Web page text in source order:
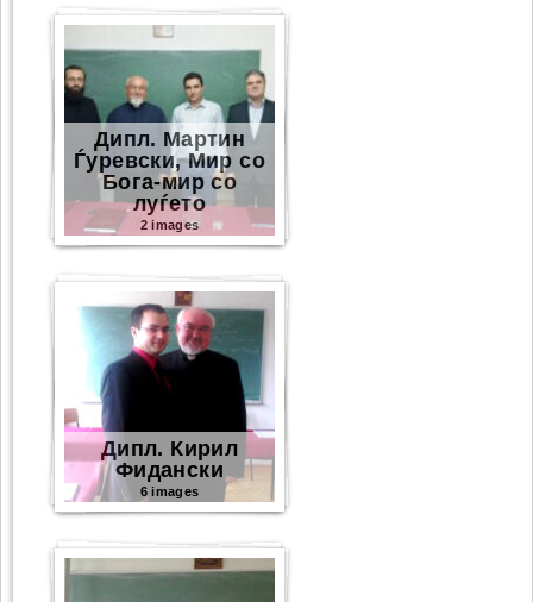
Дипл. Мартин
Ѓуревски, Мир со
Бога-мир со
луѓето
2 images
Дипл. Кирил
Фидански
6 images